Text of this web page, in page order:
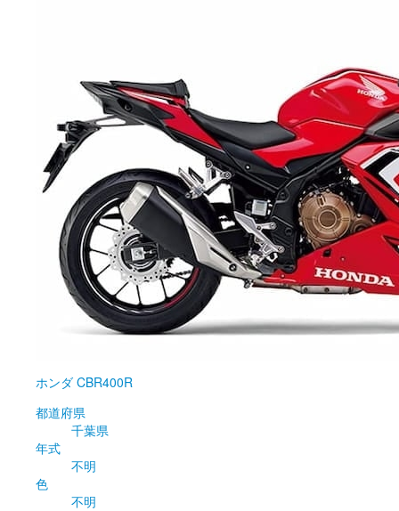
ホンダ CBR400R
都道府県
千葉県
年式
不明
色
不明